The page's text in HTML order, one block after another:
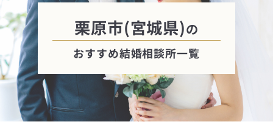
栗原市(宮城県)の
おすすめ結婚相談所一覧